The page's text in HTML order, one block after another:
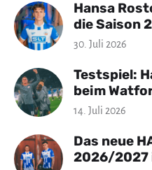
Hansa
die Saison
30. Juli 2026
Testspiel:
beim
14. Juli 2026
Das neue
2026/2027